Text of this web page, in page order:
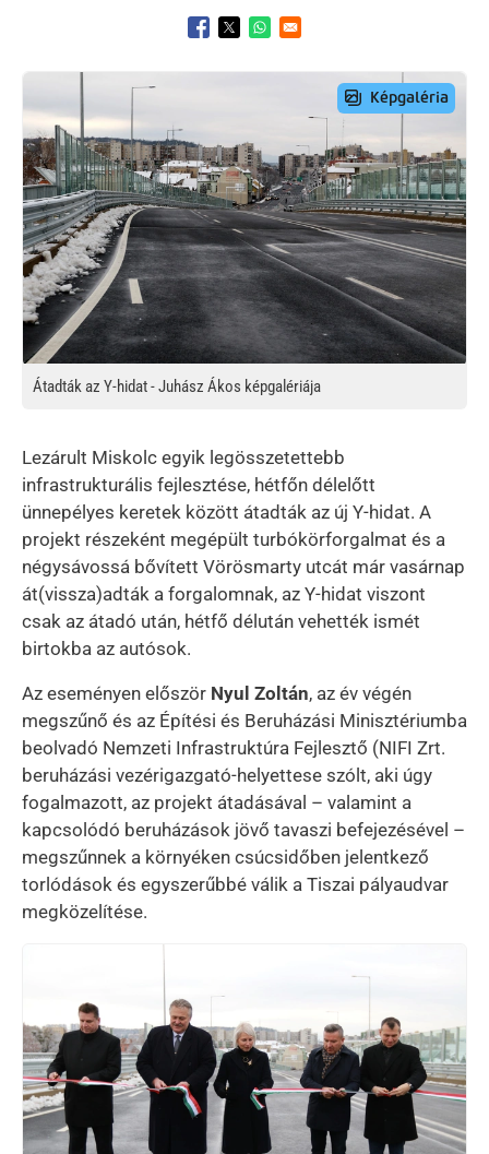
Opens in a new window
Opens in a new window
Opens in a new window
Preview Image
Átadták az Y-hidat - Juhász Ákos képgalériája
Lezárult Miskolc egyik legösszetettebb
infrastrukturális fejlesztése, hétfőn délelőtt
ünnepélyes keretek között átadták az új Y-hidat. A
projekt részeként megépült turbókörforgalmat és a
négysávossá bővített Vörösmarty utcát már vasárnap
át(vissza)adták a forgalomnak, az Y-hidat viszont
csak az átadó után, hétfő délután vehették ismét
birtokba az autósok.
Az eseményen először Nyul Zoltán, az év végén
megszűnő és az Építési és Beruházási Minisztériumba
beolvadó Nemzeti Infrastruktúra Fejlesztő (NIFI Zrt.
beruházási vezérigazgató-helyettese szólt, aki úgy
fogalmazott, az projekt átadásával – valamint a
kapcsolódó beruházások jövő tavaszi befejezésével –
megszűnnek a környéken csúcsidőben jelentkező
torlódások és egyszerűbbé válik a Tiszai pályaudvar
megközelítése.